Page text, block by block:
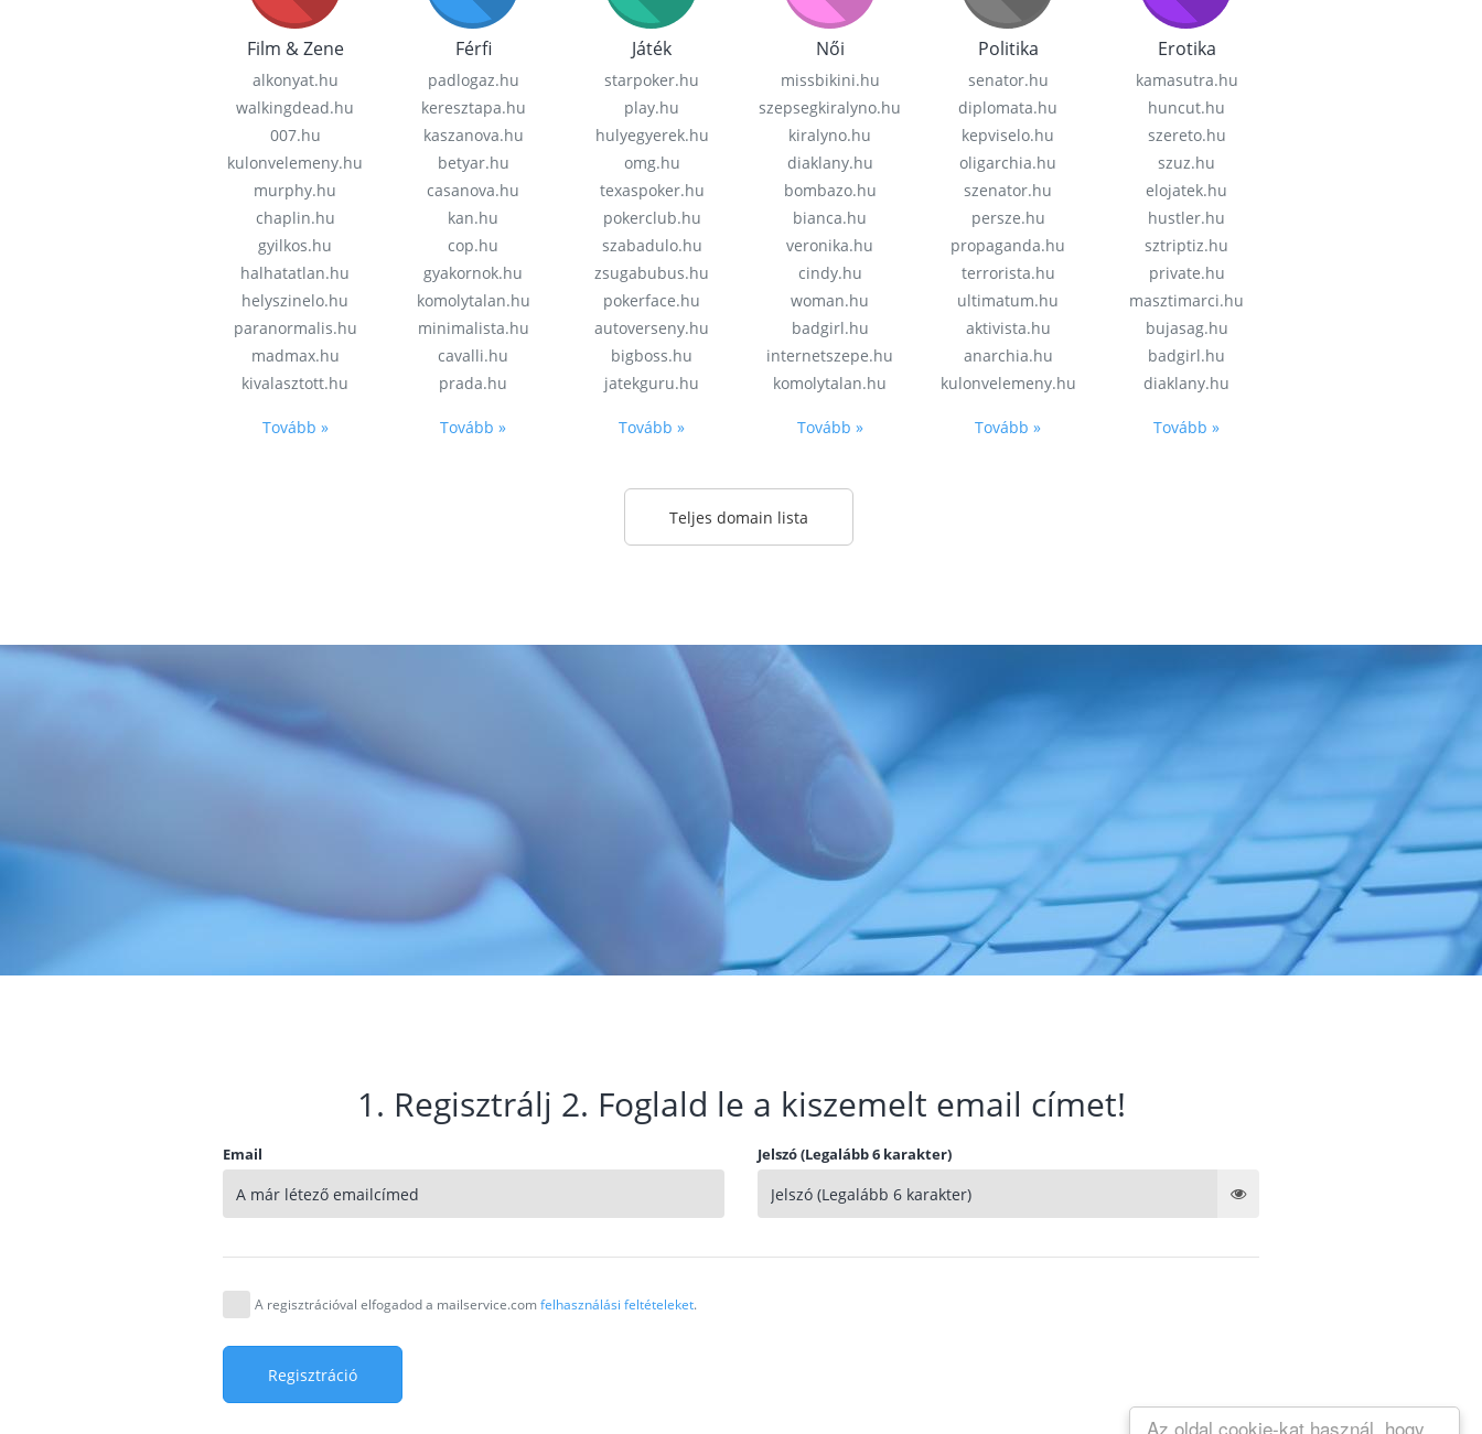
Az oldal cookie-kat használ, hogy
Film & Zene
alkonyat.hu
walkingdead.hu
007.hu
kulonvelemeny.hu
murphy.hu
chaplin.hu
gyilkos.hu
halhatatlan.hu
helyszinelo.hu
paranormalis.hu
madmax.hu
kivalasztott.hu
Tovább »
Férfi
padlogaz.hu
keresztapa.hu
kaszanova.hu
betyar.hu
casanova.hu
kan.hu
cop.hu
gyakornok.hu
komolytalan.hu
minimalista.hu
cavalli.hu
prada.hu
Tovább »
Játék
starpoker.hu
play.hu
hulyegyerek.hu
omg.hu
texaspoker.hu
pokerclub.hu
szabadulo.hu
zsugabubus.hu
pokerface.hu
autoverseny.hu
bigboss.hu
jatekguru.hu
Tovább »
Női
missbikini.hu
szepsegkiralyno.hu
kiralyno.hu
diaklany.hu
bombazo.hu
bianca.hu
veronika.hu
cindy.hu
woman.hu
badgirl.hu
internetszepe.hu
komolytalan.hu
Tovább »
Politika
senator.hu
diplomata.hu
kepviselo.hu
oligarchia.hu
szenator.hu
persze.hu
propaganda.hu
terrorista.hu
ultimatum.hu
aktivista.hu
anarchia.hu
kulonvelemeny.hu
Tovább »
Erotika
kamasutra.hu
huncut.hu
szereto.hu
szuz.hu
elojatek.hu
hustler.hu
sztriptiz.hu
private.hu
masztimarci.hu
bujasag.hu
badgirl.hu
diaklany.hu
Tovább »
Teljes domain lista
1. Regisztrálj 2. Foglald le a kiszemelt email címet!
Email Jelszó (Legalább 6 karakter)
A regisztrációval elfogadod a mailservice.comfelhasználási feltételeket.
Regisztráció